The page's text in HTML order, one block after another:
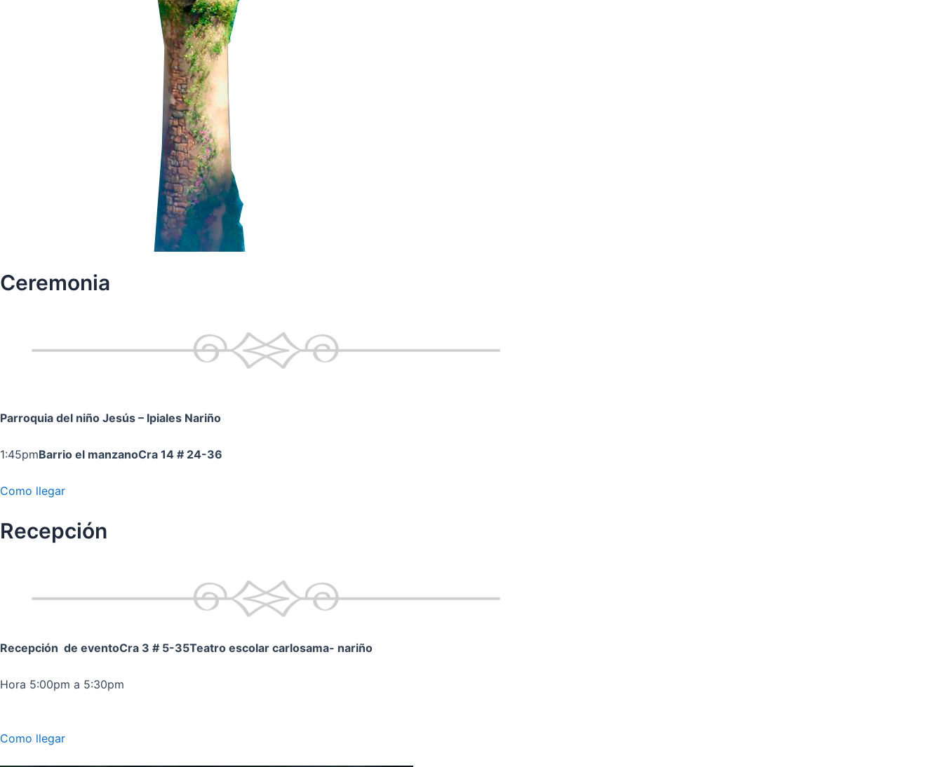
Ceremonia
Parroquia del niño Jesús – Ipiales Nariño
1:45pmBarrio el manzanoCra 14 # 24-36
Como llegar
Recepción
Recepción de eventoCra 3 # 5-35Teatro escolar carlosama- nariño
Hora 5:00pm a 5:30pm
Como llegar